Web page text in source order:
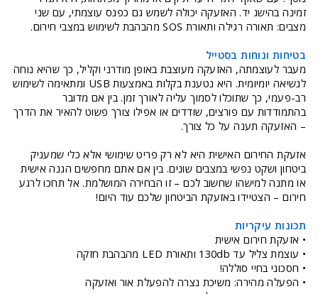
זמינה בהישג יד. האזעקה יכולה לשמש גם כפנס עוצמתי, עם שני
מצבים: תאורה רגילה ותאורת SOS מהבהבת לשימוש במצבי חירום.
בטיחות ונוחות בסטייל
מעבר לעוצמתה, האזעקה מעוצבת באופן מודרני וקליל, כך שהיא נוחה
לנשיאה יומיומית. היא נטענת בקלות באמצעות USB ומתאימה לשימוש
רב-פעמי, כך שתוכלו לסמוך עליה לאורך זמן. בין אם מדובר
בהתמודדות עם פורצים, שודדים או אפילו צורך פשוט להאיר את הדרך
– האזעקה תענה על כל צורך.
אזעקת החירום האישית היא לא רק פריט שימושי אלא כלי שמעניק
ביטחון ושקט נפשי במצבים שונים. בין אם אתם מחפשים הגנה אישית
או מתנה למישהו שחשוב לכם – זו הבחירה המושלמת. אל תחכו לרגע
חירום – הצטיידו באזעקת הביטחון שלכם עוד היום!
תכונות עיקריות
• אזעקת חירום אישית
• עוצמת צליל עד 130db ותאורת LED מהבהבת חזקה
• חסכוני בחיי סוללה!
• הפעלה מהירה: משיכת נצרה להפעלת אור ואזעקה